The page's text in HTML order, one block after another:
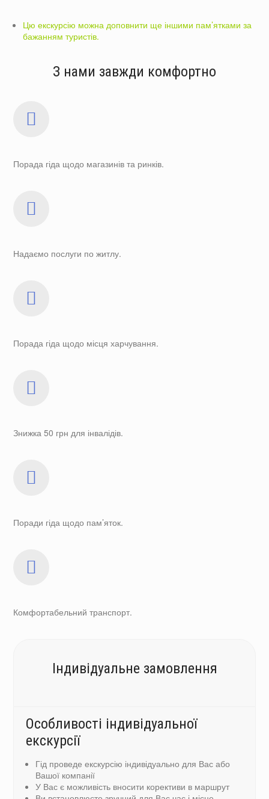
Цю екскурсію можна доповнити ще іншими пам’ятками за
бажанням туристів.
З нами завжди комфортно
Порада гіда щодо магазинів та ринків.
Надаємо послуги по житлу.
Порада гіда щодо місця харчування.
Знижка 50 грн для інвалідів.
Поради гіда щодо пам’яток.
Комфортабельний транспорт.
Індивідуальне замовлення
Особливості індивідуальної
екскурсії
Гід проведе екскурсію індивідуально для Вас або
Вашої компанії
У Вас є можливість вносити корективи в маршрут